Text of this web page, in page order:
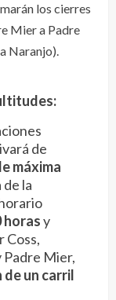
los cierres
Mier a Padre
Naranjo).
de
máxima
la
horasy
Coss,
Mier,
de un carril